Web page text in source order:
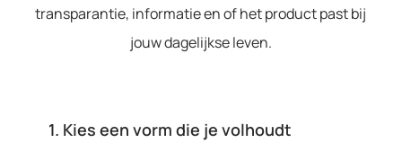
transparantie, informatie en of het product past bij
jouw dagelijkse leven.
1. Kies een vorm die je volhoudt